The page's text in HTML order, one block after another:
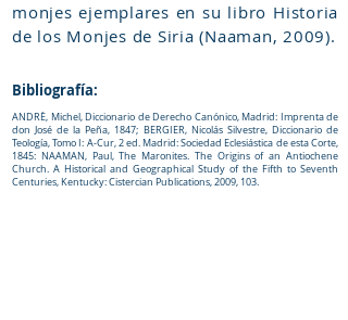
monjes ejemplares en su libro Historia
de los Monjes de Siria (Naaman, 2009).
Bibliografía:
ANDRÈ, Michel, Diccionario de Derecho Canónico, Madrid: Imprenta de
don José de la Peña, 1847; BERGIER, Nicolás Silvestre, Diccionario de
Teología, Tomo I: A-Cur, 2 ed. Madrid: Sociedad Eclesiástica de esta Corte,
1845: NAAMAN, Paul, The Maronites. The Origins of an Antiochene
Church. A Historical and Geographical Study of the Fifth to Seventh
Centuries, Kentucky: Cistercian Publications, 2009, 103.